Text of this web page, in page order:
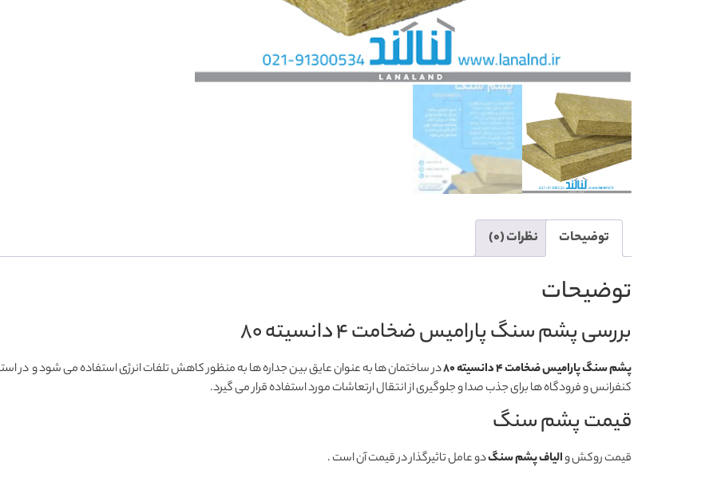
توضیحات نظرات (0)
توضیحات
بررسی پشم سنگ پارامیس ضخامت 4 دانسیته 80
پشم سنگ پارامیس ضخامت 4 دانسیته 80
در ساختمان ها به عنوان عایق بین جداره ها به منظور کاهش تلفات انرژی استفاده می شود و در
کنفرانس و فرودگاه ها برای جذب صدا و جلوگیری از انتقال ارتعاشات مورد استفاده قرار می گیرد.
قیمت پشم سنگ
قیمت روکش والیاف پشم سنگدو عامل تاثیرگذار در قیمت آن است .